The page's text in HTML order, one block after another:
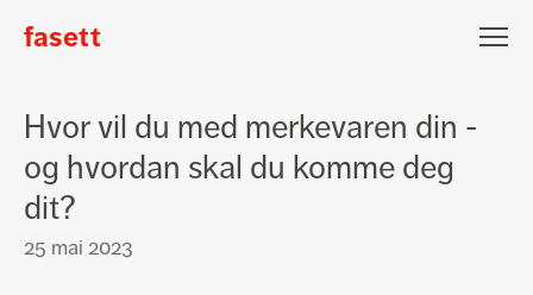
fasett
Hvor vil du med merkevaren din -
og hvordan skal du komme deg
dit?
25 mai 2023
Nyhetsbrev påmelding
Epost